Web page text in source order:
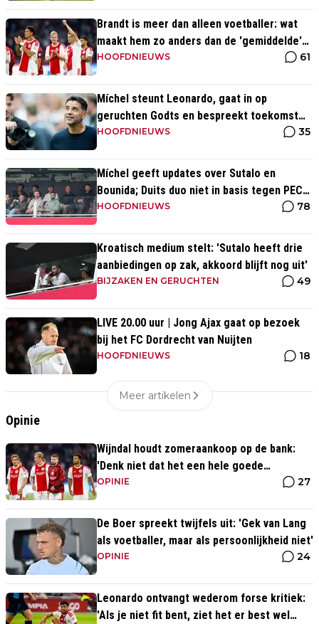
Brandt is meer dan alleen voetballer: wat
maakt hem zo anders dan de 'gemiddelde'
voetballer?
HOOFDNIEUWS 61
Míchel steunt Leonardo, gaat in op
geruchten Godts en bespreekt toekomst
Baas bij Ajax
HOOFDNIEUWS 35
Míchel geeft updates over Sutalo en
Bounida; Duits duo niet in basis tegen PEC
Zwolle
HOOFDNIEUWS 78
Kroatisch medium stelt: 'Sutalo heeft drie
aanbiedingen op zak, akkoord blijft nog uit'
BIJZAKEN EN GERUCHTEN 49
LIVE 20.00 uur | Jong Ajax gaat op bezoek
bij het FC Dordrecht van Nuijten
HOOFDNIEUWS 18
Meer artikelen
Opinie
Wijndal houdt zomeraankoop op de bank:
'Denk niet dat het een hele goede
verdediger is'
OPINIE 27
De Boer spreekt twijfels uit: 'Gek van Lang
als voetballer, maar als persoonlijkheid niet'
OPINIE 24
Leonardo ontvangt wederom forse kritiek:
'Als je niet fit bent, ziet het er best wel